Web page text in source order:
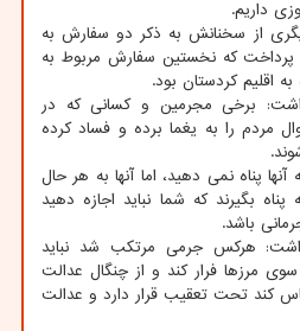
داریم.
از سخنانش به ذکر دو سفارش به
پرداخت که نخستین سفارش مربوط به
اقلیم کردستان بود.
برخی مجرمین و کسانی که در
مردم را به یغما برده و فساد کرده
پناه نمی دهید، اما آنها به هر حال
بگیرند که شما نباید اجازه دهید
باشد.
هرکس جرمی مرتکب شد نباید
مرزها فرار کند و از چنگال عدالت
کند تحت تعقیب قرار دارد و عدالت